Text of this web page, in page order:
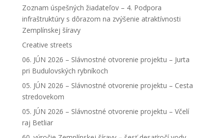
Zoznam úspešných žiadateľov – 4. Podpora
infraštruktúry s dôrazom na zvýšenie atraktívnosti
Zemplínskej šíravy
Creative streets
06. JÚN 2026 – Slávnostné otvorenie projektu – Jurta
pri Budulovských rybníkoch
05. JÚN 2026 – Slávnostné otvorenie projektu – Cesta
stredovekom
05. JÚN 2026 – Slávnostné otvorenie projektu – Včelí
raj Betliar